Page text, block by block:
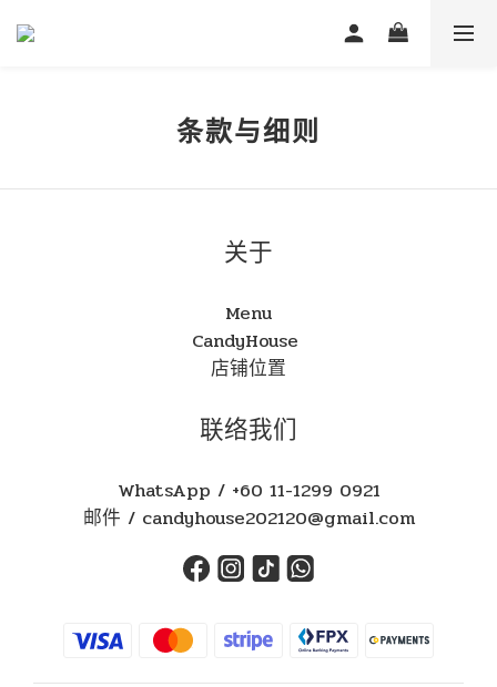
条款与细则
关于
Menu
CandyHouse
店铺位置
联络我们
WhatsApp / +60 11-1299 0921
邮件 / candyhouse202120@gmail.com